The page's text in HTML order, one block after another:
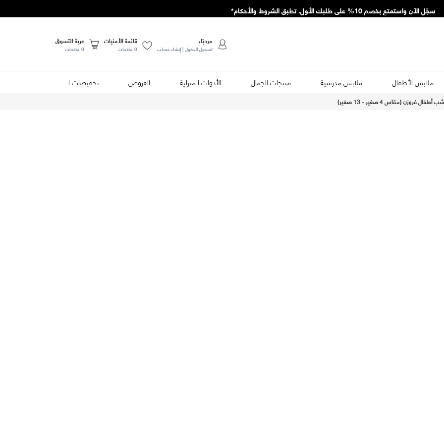
سجّل الآن واستمتع بخصم 10% على طلبك الأول. تطبق الشروط والأحكام*
مرحبًا،
تسجيل الدخول | إنشاء حساب
قائمة الأمنيات
0 منتجات
عربة التسوق
0 منتجات
ملابس الأطفال ملابس مدرسية منتجات الجمال الأدوات المنزلية العروض تخفيضات الصيف
فروزن (مقاس 4 صغير - 13 صغير)